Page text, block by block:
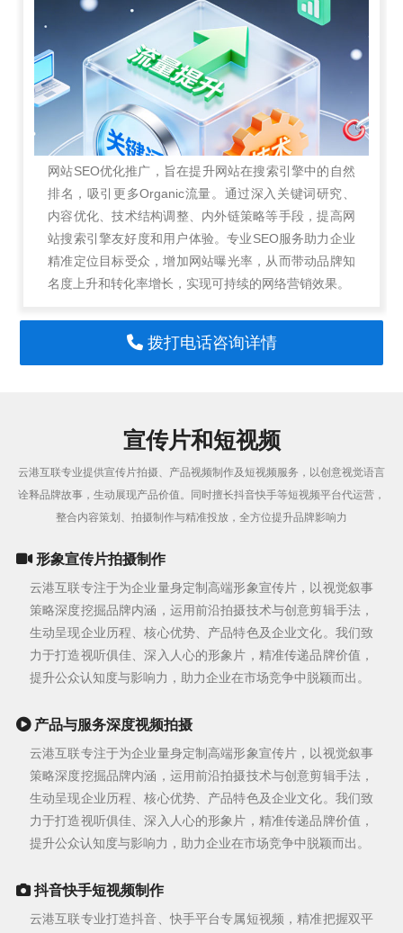
网站SEO优化推广，旨在提升网站在搜索引擎中的自然
排名，吸引更多Organic流量。通过深入关键词研究、
内容优化、技术结构调整、内外链策略等手段，提高网
站搜索引擎友好度和用户体验。专业SEO服务助力企业
精准定位目标受众，增加网站曝光率，从而带动品牌知
名度上升和转化率增长，实现可持续的网络营销效果。
拨打电话咨询详情
宣传片和短视频
云港互联专业提供宣传片拍摄、产品视频制作及短视频服务，以创意视觉语言
诠释品牌故事，生动展现产品价值。同时擅长抖音快手等短视频平台代运营，
整合内容策划、拍摄制作与精准投放，全方位提升品牌影响力
形象宣传片拍摄制作
云港互联专注于为企业量身定制高端形象宣传片，以视觉叙事
策略深度挖掘品牌内涵，运用前沿拍摄技术与创意剪辑手法，
生动呈现企业历程、核心优势、产品特色及企业文化。我们致
力于打造视听俱佳、深入人心的形象片，精准传递品牌价值，
提升公众认知度与影响力，助力企业在市场竞争中脱颖而出。
产品与服务深度视频拍摄
云港互联专注于为企业量身定制高端形象宣传片，以视觉叙事
策略深度挖掘品牌内涵，运用前沿拍摄技术与创意剪辑手法，
生动呈现企业历程、核心优势、产品特色及企业文化。我们致
力于打造视听俱佳、深入人心的形象片，精准传递品牌价值，
提升公众认知度与影响力，助力企业在市场竞争中脱颖而出。
抖音快手短视频制作
云港互联专业打造抖音、快手平台专属短视频，精准把握双平